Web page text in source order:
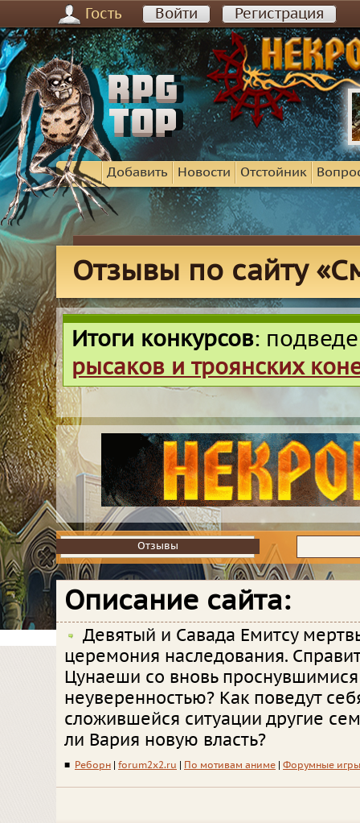
Гость Войти Регистрация
Добавить Новости Отстойник
Отзывы по сайту
Итоги конкурсов:
рысаков и троянских
Отзывы
Отзывы
Описание сайта:
Девятый и Савада Емитсу
церемония наследования.
Цунаеши со вновь
неуверенностью? Как поведут
сложившейся ситуации другие
ли Вария новую власть?
■ Реборн forum2x2.ru По мотивам аниме Форумные игры